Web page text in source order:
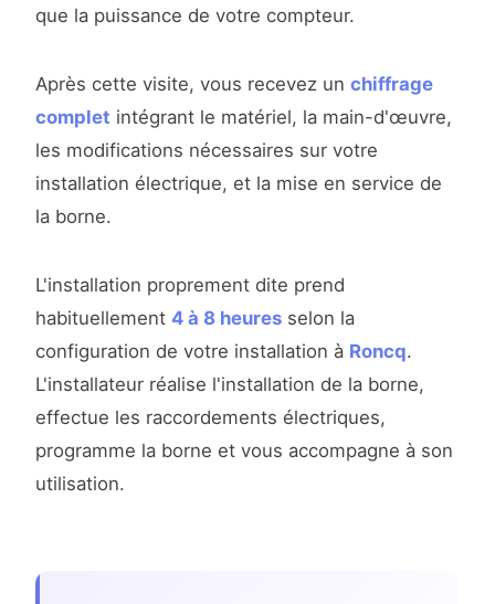
que la puissance de votre compteur.
Après cette visite, vous recevez un chiffrage
complet intégrant le matériel, la main-d'œuvre,
les modifications nécessaires sur votre
installation électrique, et la mise en service de
la borne.
L'installation proprement dite prend
habituellement 4 à 8 heures selon la
configuration de votre installation à Roncq.
L'installateur réalise l'installation de la borne,
effectue les raccordements électriques,
programme la borne et vous accompagne à son
utilisation.